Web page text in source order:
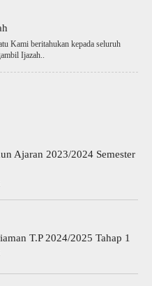
Kami beritahukan kepada seluruh
Ijazah..
Ajaran 2023/2024 Semester
T.P 2024/2025 Tahap 1